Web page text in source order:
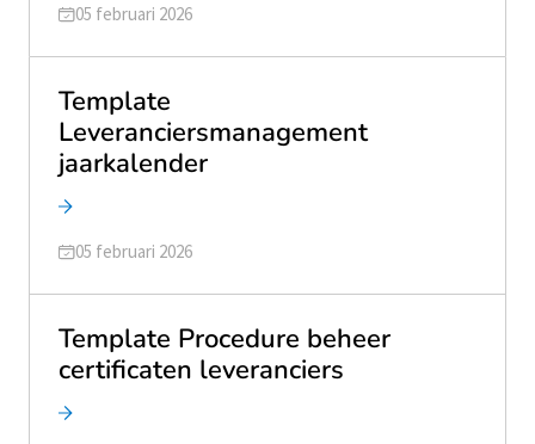
Geüpdatet op
05 februari 2026
Template
Leveranciersmanagement
jaarkalender
Geüpdatet op
05 februari 2026
Template Procedure beheer
certificaten leveranciers